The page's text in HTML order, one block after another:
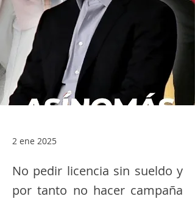
2 ene 2025
No pedir licencia sin sueldo y
por tanto no hacer campaña